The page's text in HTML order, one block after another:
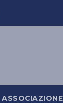
ASSOCIAZIONE